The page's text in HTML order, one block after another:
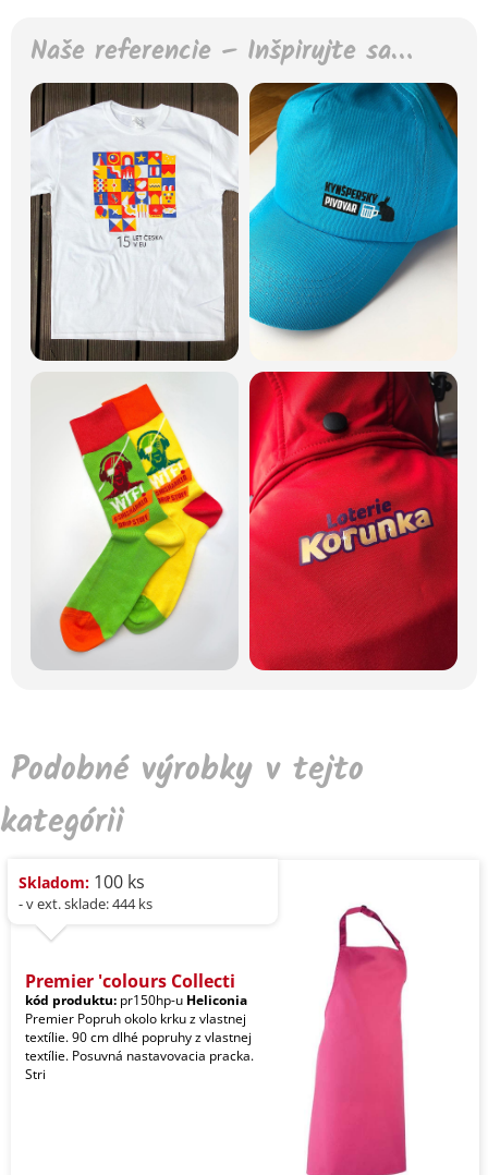
Naše referencie – Inšpirujte sa…
Podobné výrobky v tejto
kategórii
Skladom: 100 ks
- v ext. sklade: 444 ks
Premier 'colours Collecti
kód produktu: pr150hp-u Heliconia
Premier Popruh okolo krku z vlastnej
textílie. 90 cm dlhé popruhy z vlastnej
textílie. Posuvná nastavovacia pracka.
Stri